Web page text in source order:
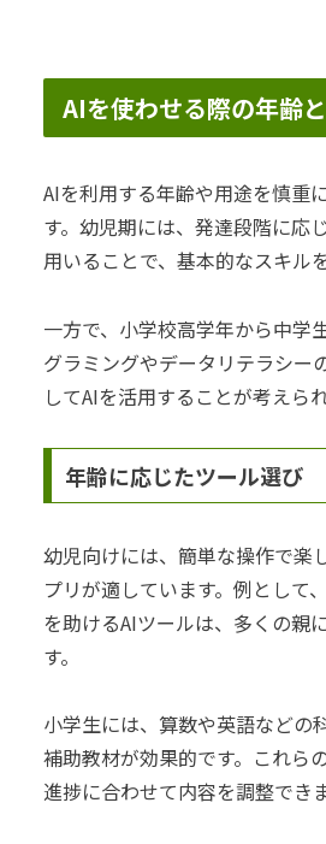
AIを使わせる際の年齢
AIを利用する年齢や用途を慎重
す。幼児期には、発達段階に応
用いることで、基本的なスキル
一方で、小学校高学年から中学
グラミングやデータリテラシー
してAIを活用することが考えられ
年齢に応じたツール選び
幼児向けには、簡単な操作で楽
プリが適しています。例として
を助けるAIツールは、多くの親
す。
小学生には、算数や英語などの
補助教材が効果的です。これら
進捗に合わせて内容を調整できま